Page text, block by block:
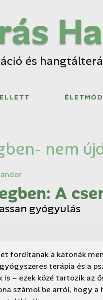
és
nem
A
gyógyulás
fordítanak a katonák
terápia és a
– ezek közé tartozik az
számol be arról, hogy